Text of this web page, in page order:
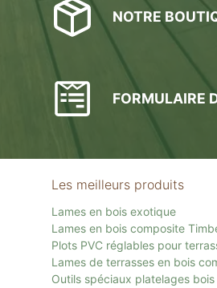
NOTRE
FORMULAIRE
Les meilleurs produits
Lames en bois exotique
Lames en bois composite
Plots PVC réglables pour
Lames de terrasses en bois
Outils spéciaux platelages bois